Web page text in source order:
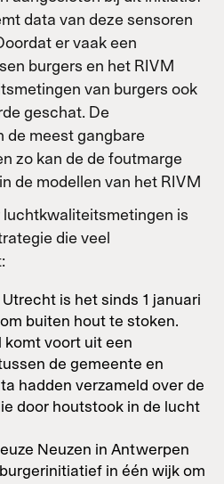
data van deze sensoren
er vaak een
burgers en het RIVM
van burgers ook
geschat. De
de meest gangbare
zo kan de de foutmarge
de modellen van het RIVM
is
die veel
is het sinds 1 januari
buiten hout te stoken.
komt voort uit een
de gemeente en
hadden verzameld over de
door houtstook in de lucht
Neuzen in Antwerpen
in één wijk om